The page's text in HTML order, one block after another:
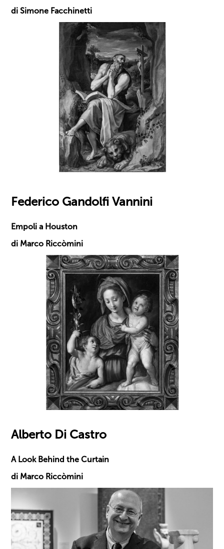
di Simone Facchinetti
Federico Gandolfi Vannini
Empoli a Houston
di Marco Riccòmini
Alberto Di Castro
A Look Behind the Curtain
di Marco Riccòmini